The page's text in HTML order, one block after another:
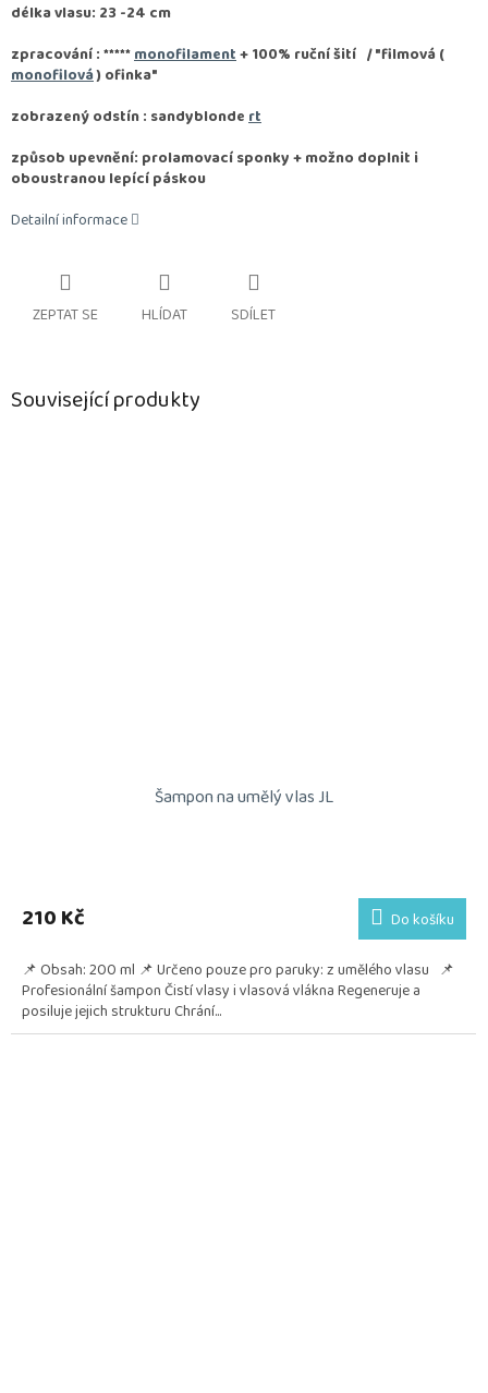
délka vlasu: 23 -24 cm
zpracování :*****monofilament+ 100% ruční šití / "filmová (
monofilová) ofinka"
zobrazený odstín : sandyblondert
způsob upevnění: prolamovací sponky + možno doplnit i
oboustranou lepící páskou
Detailní informace
ZEPTAT SE HLÍDAT SDÍLET
Související produkty
Šampon na umělý vlas JL
210 Kč Do košíku
📌 Obsah: 200 ml 📌 Určeno pouze pro paruky: z umělého vlasu 📌
Profesionální šampon Čistí vlasy i vlasová vlákna Regeneruje a
posiluje jejich strukturu Chrání...